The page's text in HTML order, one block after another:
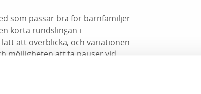
som passar bra för barnfamiljer
korta rundslingan i
att överblicka, och variationen
möjligheten att ta pauser vid
vuxna. Avstickaren till Bockön
höjdpunkt för familjer
korvgrillning. Närheten till